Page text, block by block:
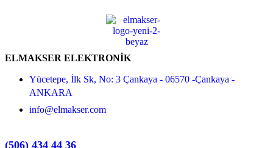
ELMAKSER ELEKTRONİK
Yücetepe, İlk Sk, No: 3 Çankaya - 06570 -Çankaya -
ANKARA
info@elmakser.com
(506) 434 44 36